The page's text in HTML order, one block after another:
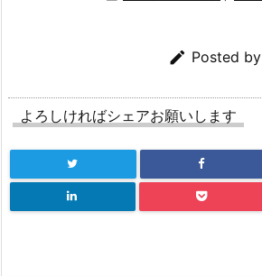
 Posted by
よろしければシェアお願いします